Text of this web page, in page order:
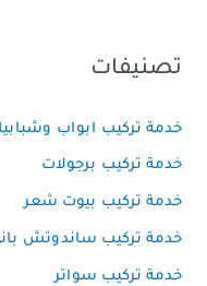
تصنيفات
خدمة تركيب ابواب
خدمة تركيب برجولات
خدمة تركيب بيوت شعر
خدمة تركيب ساندوتش
خدمة تركيب سواتر